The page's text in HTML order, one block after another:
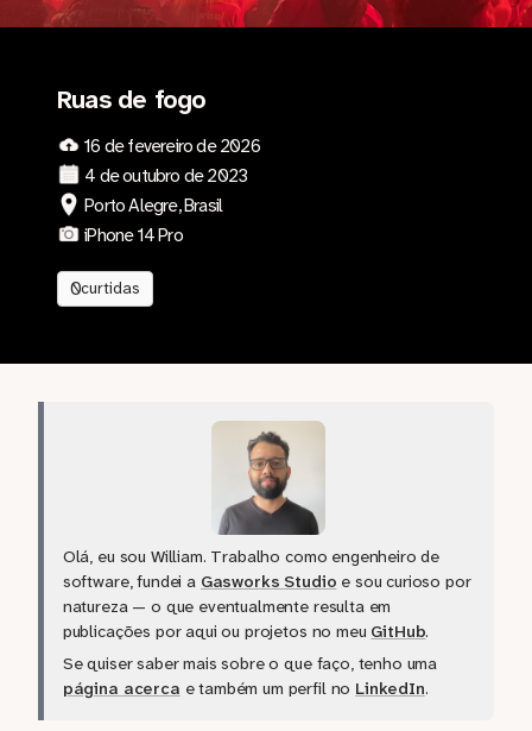
Ruas de fogo
16 de fevereiro de 2026
4 de outubro de 2023
Porto Alegre, Brasil
iPhone 14 Pro
0curtidas
Olá, eu sou William. Trabalho como engenheiro de
software, fundei a Gasworks Studio e sou curioso por
natureza — o que eventualmente resulta em
publicações por aqui ou projetos no meu GitHub.
Se quiser saber mais sobre o que faço, tenho uma
página acerca e também um perfil no LinkedIn.